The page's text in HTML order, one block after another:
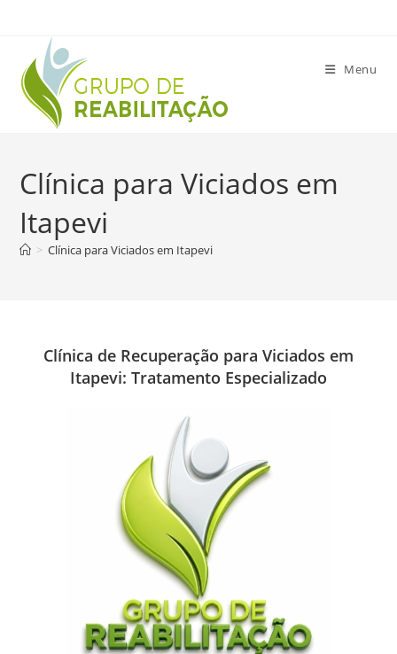
conteúdo
Menu
Clínica para Viciados em
Itapevi
> Clínica para Viciados em Itapevi
Clínica de Recuperação para Viciados em
Itapevi: Tratamento Especializado